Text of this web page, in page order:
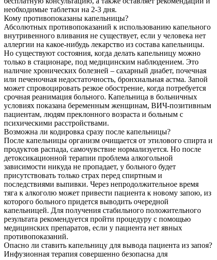
необходимые таблетки на 2-3 дня.
Кому противопоказаны капельницы?
Абсолютных противопоказаний к использованию капельного
внутривенного вливания не существует, если у человека нет
аллергии на какое-нибудь лекарство из состава капельницы.
Но существуют состояния, когда делать капельницу можно
только в стационаре, под медицинским наблюдением. Это
наличие хронических болезней – сахарный диабет, почечная
или печеночная недостаточность, бронхиальная астма. Запой
может спровоцировать резкое обострение, когда потребуется
срочная реанимация больного. Капельница в больничных
условиях показана беременным женщинам, ВИЧ-позитивным
пациентам, людям преклонного возраста и больным с
психическими расстройствами.
Возможна ли кодировка сразу после капельницы?
После капельницы организм очищается от этилового спирта и
продуктов распада, самочувствие нормализуется. Но после
детоксикационной терапии проблема алкогольной
зависимости никуда не пропадает, у больного будет
присутствовать только страх перед спиртным и
последствиями выпивки. Через непродолжительное время
тяга к алкоголю может привести пациента к новому запою, из
которого больного придется выводить очередной
капельницей. Для получения стабильного положительного
результата рекомендуется пройти процедуру с помощью
медицинских препаратов, если у пациента нет явных
противопоказаний.
Опасно ли ставить капельницу для вывода пациента из запоя?
Инфузионная терапия совершенно безопасна для